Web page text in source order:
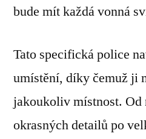
bude mít každá vonná
Tato specifická police
umístění, díky čemuž ji
jakoukoliv místnost. Od
okrasných detailů po